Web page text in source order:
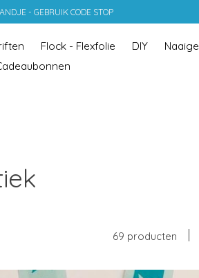
- GEBRUIK CODE STOP
Flock - Flexfolie DIY
69 producten